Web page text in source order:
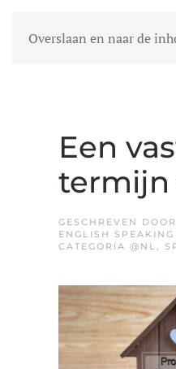
Overslaan en naar de
MENU
Een
termijn
GESCHREVEN DOOR
ENGLISH
CATEGORÍA @NL,